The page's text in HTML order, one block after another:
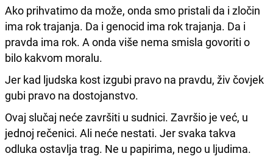
Ako prihvatimo da može, onda smo pristali da i zločin
ima rok trajanja. Da i genocid ima rok trajanja. Da i
pravda ima rok. A onda više nema smisla govoriti o
bilo kakvom moralu.
Jer kad ljudska kost izgubi pravo na pravdu, živ čovjek
gubi pravo na dostojanstvo.
Ovaj slučaj neće završiti u sudnici. Završio je već, u
jednoj rečenici. Ali neće nestati. Jer svaka takva
odluka ostavlja trag. Ne u papirima, nego u ljudima.